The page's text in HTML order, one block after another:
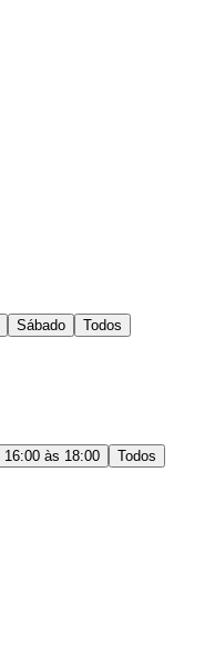
Sábado Todos
16:00 às 18:00
Todos